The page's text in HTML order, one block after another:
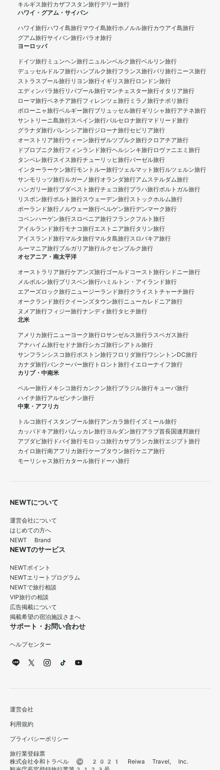
キルギス旅行カザフスタン旅行デリー旅行
ハワイ・グアム・サイパン
ハワイ旅行ハワイ島旅行マウイ島旅行ホノルル旅行カウアイ島旅行
グアム旅行サイパン旅行パラオ旅行
ヨーロッパ
ドイツ旅行 ミュンヘン旅行ニュルンベルク旅行ベルリン旅行
デュッセルドルフ旅行ハンブルク旅行フランス旅行パリ旅行ニース旅行
ストラスブール旅行リヨン旅行イギリス旅行ロンドン旅行
エディンバラ旅行リバプール旅行マンチェスター旅行イタリア旅行
ローマ旅行ベネチア旅行フィレンツェ旅行 ミラノ旅行ナポリ旅行
ボローニャ旅行ベルギー旅行ブリュッセル旅行ギリシャ旅行アテネ旅行
サントリーニ島旅行スペイン旅行バルセロナ旅行マドリード旅行
グラナダ旅行バレンシア旅行ジローナ旅行セビリア旅行
オーストリア旅行ウィーン旅行ザルツブルク旅行クロアチア旅行
ドブロブニク旅行フィンランド旅行ヘルシンキ旅行ロヴァニエミ旅行
タンペレ旅行スイス旅行チューリッヒ旅行バーゼル旅行
インターラーケン旅行モントルー旅行ツェルマット旅行ルツェルン旅行
サンモリッツ旅行ルガーノ旅行オランダ旅行アムステルダム旅行
ハンガリー旅行ブダペスト旅行チェコ旅行プラハ旅行ポルトガル旅行
リスボン旅行ポルト旅行スウェーデン旅行ストックホルム旅行
ポーランド旅行ノルウェー旅行ベルゲン旅行デンマーク旅行
コペンハーゲン旅行スロベニア旅行フランクフルト旅行
アイルランド旅行モナコ旅行エストニア旅行タリン旅行
アイスランド旅行マルタ旅行マルタ島旅行スロバキア旅行
ルーマニア旅行ブルガリア旅行ルクセンブルク旅行
オセアニア・南太平洋
オーストラリア旅行ケアンズ旅行ゴールドコースト旅行シドニー旅行
メルボルン旅行ブリスベン旅行ハミルトン・アイランド旅行
エアーズロック旅行ニュージーランド旅行クライストチャーチ旅行
オークランド旅行クイーンズタウン旅行ニューカレドニア旅行
ヌメア旅行フィジー旅行ナンディ旅行タヒチ旅行
北米
アメリカ旅行ニューヨーク旅行ロサンゼルス旅行ラスベガス旅行
アナハイム旅行セドナ旅行シカゴ旅行シアトル旅行
サンフランシスコ旅行ボストン旅行フロリダ旅行ワシントンDC旅行
カナダ旅行バンクーバー旅行 トロント旅行イエローナイフ旅行
カリブ・中南米
ペルー旅行メキシコ旅行カンクン旅行ブラジル旅行キューバ旅行
ハイチ旅行アルゼンチン旅行
中東・アフリカ
トルコ旅行イスタンブール旅行アンカラ旅行イズミール旅行
カッパドキア旅行パムッカレ旅行ヨルダン旅行アラブ首長国連邦旅行
アブダビ旅行 ドバイ旅行モロッコ旅行カサブランカ旅行エジプト旅行
カイロ旅行南アフリカ旅行ケープタウン旅行ケニア旅行
モーリシャス旅行カタール旅行 ドーハ旅行
NEWTについて
運営会社について
はじめての方へ
NEWT Brand
NEWTのサービス
NEWTポイント
NEWTエリートプログラム
NEWTで旅行相談
VIP旅行の相談
広告掲載について
掲載希望の宿泊施設さまへ
サポート・お問い合わせ
ヘルプセンター
運営会社
利用規約
プライバシーポリシー
旅行業登録票
株式会社令和トラベル © 2021 Reiwa Travel, Inc.